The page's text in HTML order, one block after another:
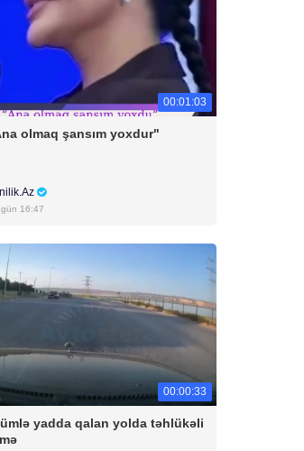
00:01:03
olmaq şansım yoxdur"
gün 16:47
00:00:33
yadda qalan yolda təhlükəli